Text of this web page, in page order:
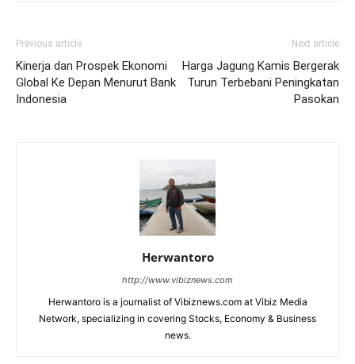
Previous article
Kinerja dan Prospek Ekonomi
Global Ke Depan Menurut Bank
Indonesia
Next article
Harga Jagung Kamis Bergerak
Turun Terbebani Peningkatan
Pasokan
Herwantoro
http://www.vibiznews.com
Herwantoro is a journalist of Vibiznews.com at Vibiz Media
Network, specializing in covering Stocks, Economy & Business
news.